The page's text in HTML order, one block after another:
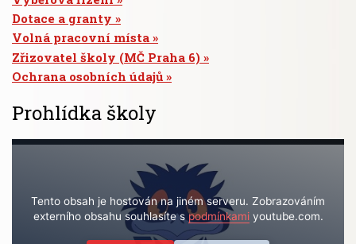
Dotace a granty
Volná pracovní místa
Zřizovatel školy (MČ Praha 6)
Ochrana osobních údajů
Prohlídka školy
Tento obsah je hostován na jiném serveru. Zobrazováním
externího obsahu souhlasíte spodmínkamiyoutube.com.